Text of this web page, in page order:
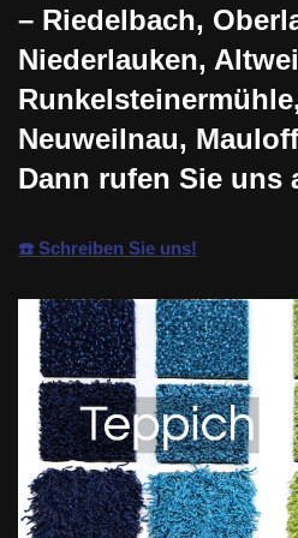
– Riedelbach,
Niederlauken,
Neuweilnau,
Dann rufen Sie uns
☎️ Schreiben Sie uns!